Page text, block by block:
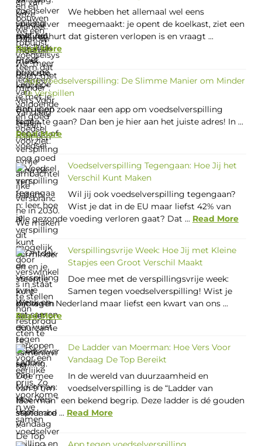
We hebben het allemaal wel eens
meegemaakt: je opent de koelkast, ziet een
pak yoghurt dat gisteren verlopen is en vraagt ...
Read More
App Voedselverspilling: De Slimme Manier om Minder
te Verspillen
Ben je op zoek naar een app om voedselverspilling
tegen te gaan? Dan ben je hier aan het juiste adres! In ...
Read More
Voedselverspilling Tegengaan: Hoe Jij het
Verschil Kunt Maken
Wil jij ook voedselverspilling tegengaan?
Wist je dat in de EU maar liefst 42% van
alle gezonde voeding verloren gaat? Dat ... Read More
Verspillingsvrije Week: Hoe Jij met Kleine
Stapjes een Groot Verschil Maakt
Doe mee met de verspillingsvrije week:
Samen tegen voedselverspilling! Wist je
dat we in Nederland maar liefst een kwart van ons ...
Read More
De Ladder van Moerman: Hoe Vers Voor
Vandaag De Top Bereikt
In de wereld van duurzaamheid en
voedselverspilling is de “Ladder van
Moerman” een bekend begrip. Deze ladder is dé gouden
standaard ... Read More